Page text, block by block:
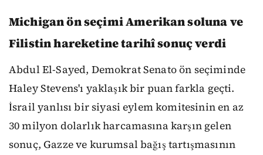
Michigan ön seçimi Amerikan soluna ve
Filistin hareketine tarihî sonuç verdi
Abdul El-Sayed, Demokrat Senato ön seçiminde
Haley Stevens'ı yaklaşık bir puan farkla geçti.
İsrail yanlısı bir siyasi eylem komitesinin en az
30 milyon dolarlık harcamasına karşın gelen
sonuç, Gazze ve kurumsal bağış tartışmasının